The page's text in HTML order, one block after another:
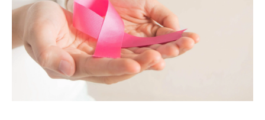
導入事例
ノウハウ記事